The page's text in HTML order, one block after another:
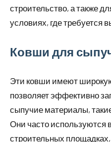
строительство, а также
условиях, где требуется
Ковши для
Эти ковши имеют
позволяет эффективно
сыпучие материалы,
Они часто используются
строительных